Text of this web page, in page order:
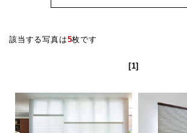
該当する写真は5枚です
[1]